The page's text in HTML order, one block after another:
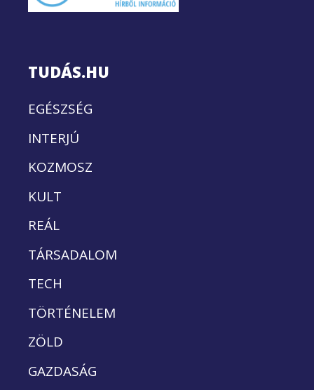
TUDÁS.HU
EGÉSZSÉG
INTERJÚ
KOZMOSZ
KULT
REÁL
TÁRSADALOM
TECH
TÖRTÉNELEM
ZÖLD
GAZDASÁG